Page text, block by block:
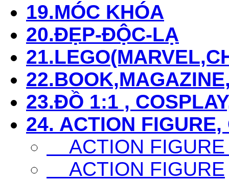
19.MÓC KHÓA
20.ĐẸP-ĐỘC-LẠ
23.ĐỒ 1:1 ,
24. ACTION
ACTION
ACTION FIGURE